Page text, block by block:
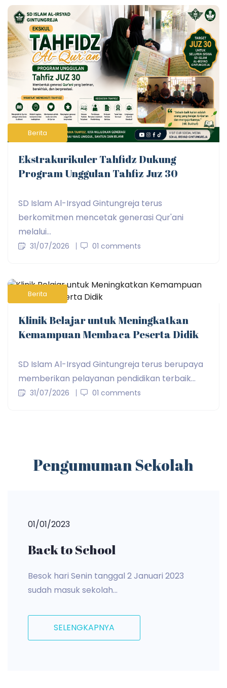
Berita
Ekstrakurikuler Tahfidz Dukung
Program Unggulan Tahfiz Juz 30
SD Islam Al-Irsyad Gintungreja terus
berkomitmen mencetak generasi Qur'ani
melalui...
31/07/2026 01 comments
Berita
Klinik Belajar untuk Meningkatkan
Kemampuan Membaca Peserta Didik
SD Islam Al-Irsyad Gintungreja terus berupaya
memberikan pelayanan pendidikan terbaik...
31/07/2026 01 comments
Pengumuman Sekolah
01/01/2023
Back to School
Besok hari Senin tanggal 2 Januari 2023
sudah masuk sekolah...
SELENGKAPNYA